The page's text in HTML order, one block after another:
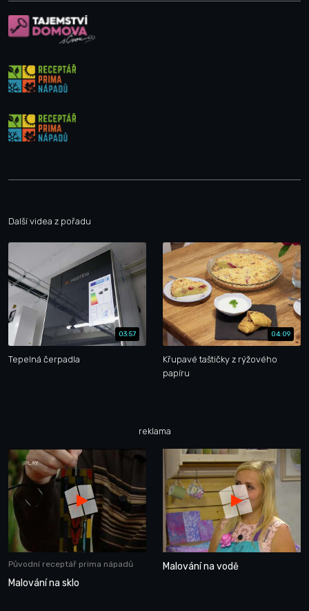
Další videa z pořadu
03:57
Tepelná čerpadla
04:09
Křupavé taštičky z rýžového
papíru
reklama
Původní receptář prima nápadů
Malování na sklo
Malování na vodě